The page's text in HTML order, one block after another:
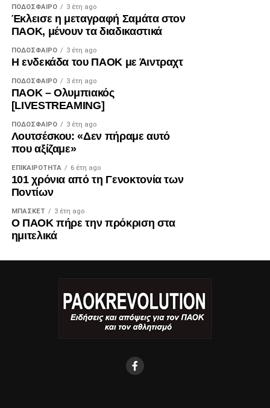
ΠΟΔΌΣΦΑΙΡΟ 3 έτη ago
Έκλεισε η μεταγραφή Σαμάτα στον
ΠΑΟΚ, μένουν τα διαδικαστικά
ΠΟΔΌΣΦΑΙΡΟ 3 έτη ago
Η ενδεκάδα του ΠΑΟΚ με Άιντραχτ
ΠΟΔΌΣΦΑΙΡΟ 3 έτη ago
ΠΑΟΚ – Ολυμπιακός
[LIVESTREAMING]
ΠΟΔΌΣΦΑΙΡΟ 3 έτη ago
Λουτσέσκου: «Δεν πήραμε αυτό
που αξίζαμε»
ΕΠΙΚΑΙΡΌΤΗΤΑ 6 έτη ago
101 χρόνια από τη Γενοκτονία των
Ποντίων
ΜΠΆΣΚΕΤ 3 έτη ago
Ο ΠΑΟΚ πήρε την πρόκριση στα
ημιτελικά